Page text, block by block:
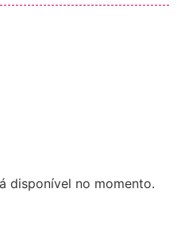
disponível no momento.